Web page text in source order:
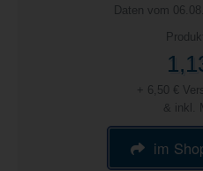
Daten vom
+ 6,50 €
& inkl.
im